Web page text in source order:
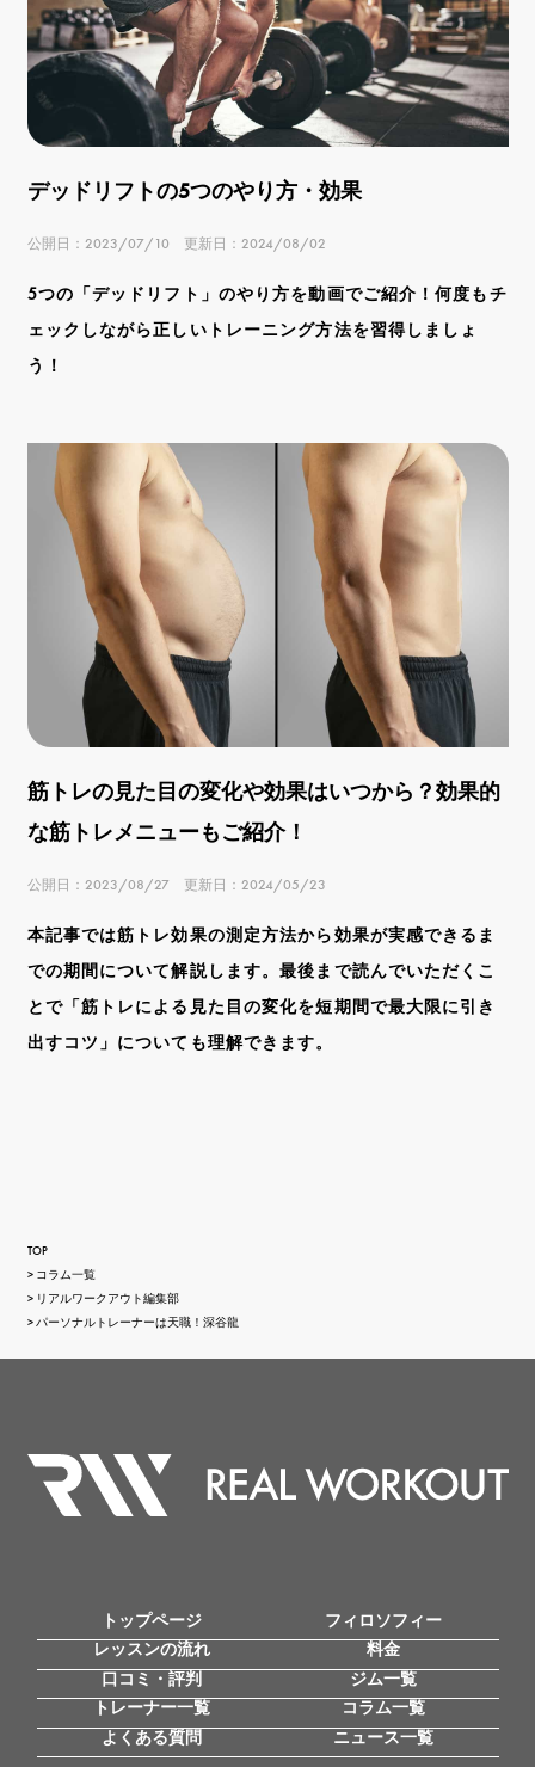
デッドリフトの5つのやり方・効果
公開日：2023/07/10 更新日：2024/08/02
5つの「デッドリフト」のやり方を動画でご紹介！何度もチ
ェックしながら正しいトレーニング方法を習得しましょ
う！
筋トレの見た目の変化や効果はいつから？効果的
な筋トレメニューもご紹介！
公開日：2023/08/27 更新日：2024/05/23
本記事では筋トレ効果の測定方法から効果が実感できるま
での期間について解説します。最後まで読んでいただくこ
とで「筋トレによる見た目の変化を短期間で最大限に引き
出すコツ」についても理解できます。
TOP
コラム一覧
リアルワークアウト編集部
パーソナルトレーナーは天職！深谷龍
トップページ
フィロソフィー
レッスンの流れ
料金
口コミ・評判
ジム一覧
トレーナー一覧
コラム一覧
よくある質問
ニュース一覧